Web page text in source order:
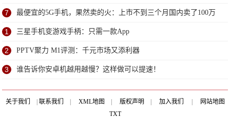
受
7 最便宜的5G手机，果然卖的火：上市不到三个月国内卖了100万
台
1 三星手机变游戏手柄：只需一款App
2 PPTV聚力 M1评测：千元市场又添利器
3 谁告诉你安卓机越用越慢？这样做可以提速！
关于我们 联系我们 XML地图 版权声明 加入我们
网站地图
TXT